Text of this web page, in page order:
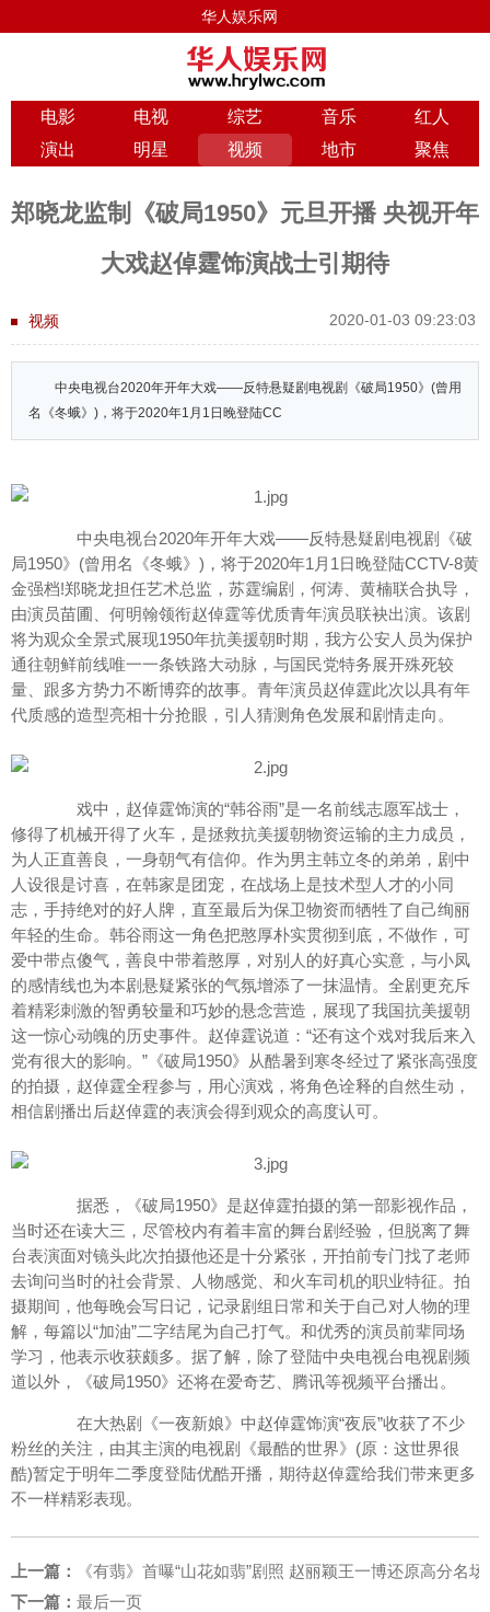
华人娱乐网
华人娱乐网
电影 电视 综艺 音乐
红人
演出
明星 视频 地市 聚焦
郑晓龙监制《破局1950》元旦开播 央视开年
大戏赵倬霆饰演战士引期待
视频 2020-01-03 09:23:03
中央电视台2020年开年大戏——反特悬疑剧电视剧《破局1950》(曾用
名《冬蛾》)，将于2020年1月1日晚登陆CC
中央电视台2020年开年大戏——反特悬疑剧电视剧《破
局1950》(曾用名《冬蛾》)，将于2020年1月1日晚登陆CCTV-8黄
金强档!郑晓龙担任艺术总监，苏霆编剧，何涛、黄楠联合执导，
由演员苗圃、何明翰领衔赵倬霆等优质青年演员联袂出演。该剧
将为观众全景式展现1950年抗美援朝时期，我方公安人员为保护
通往朝鲜前线唯一一条铁路大动脉，与国民党特务展开殊死较
量、跟多方势力不断博弈的故事。青年演员赵倬霆此次以具有年
代质感的造型亮相十分抢眼，引人猜测角色发展和剧情走向。
戏中，赵倬霆饰演的“韩谷雨”是一名前线志愿军战士，
修得了机械开得了火车，是拯救抗美援朝物资运输的主力成员，
为人正直善良，一身朝气有信仰。作为男主韩立冬的弟弟，剧中
人设很是讨喜，在韩家是团宠，在战场上是技术型人才的小同
志，手持绝对的好人牌，直至最后为保卫物资而牺牲了自己绚丽
年轻的生命。韩谷雨这一角色把憨厚朴实贯彻到底，不做作，可
爱中带点傻气，善良中带着憨厚，对别人的好真心实意，与小凤
的感情线也为本剧悬疑紧张的气氛增添了一抹温情。全剧更充斥
着精彩刺激的智勇较量和巧妙的悬念营造，展现了我国抗美援朝
这一惊心动魄的历史事件。赵倬霆说道：“还有这个戏对我后来入
党有很大的影响。”《破局1950》从酷暑到寒冬经过了紧张高强度
的拍摄，赵倬霆全程参与，用心演戏，将角色诠释的自然生动，
相信剧播出后赵倬霆的表演会得到观众的高度认可。
据悉，《破局1950》是赵倬霆拍摄的第一部影视作品，
当时还在读大三，尽管校内有着丰富的舞台剧经验，但脱离了舞
台表演面对镜头此次拍摄他还是十分紧张，开拍前专门找了老师
去询问当时的社会背景、人物感觉、和火车司机的职业特征。拍
摄期间，他每晚会写日记，记录剧组日常和关于自己对人物的理
解，每篇以“加油”二字结尾为自己打气。和优秀的演员前辈同场
学习，他表示收获颇多。据了解，除了登陆中央电视台电视剧频
道以外，《破局1950》还将在爱奇艺、腾讯等视频平台播出。
在大热剧《一夜新娘》中赵倬霆饰演“夜辰”收获了不少
粉丝的关注，由其主演的电视剧《最酷的世界》(原：这世界很
酷)暂定于明年二季度登陆优酷开播，期待赵倬霆给我们带来更多
不一样精彩表现。
上一篇：
《有翡》首曝“山花如翡”剧照 赵丽颖王一博还原高分名场
下一篇： 最后一页